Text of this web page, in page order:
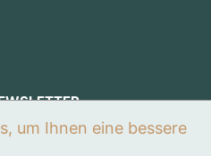
um Ihnen eine bessere